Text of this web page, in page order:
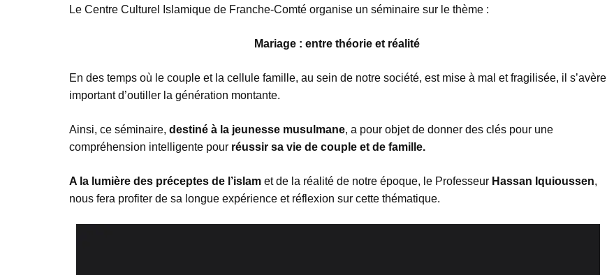
Le Centre Culturel Islamique de Franche-Comté organise un séminaire sur le thème :
Mariage : entre théorie et réalité
En des temps où le couple et la cellule famille, au sein de notre société, est mise à mal et fragilisée, il s’avère
important d’outiller la génération montante.
Ainsi, ce séminaire,destiné à la jeunesse musulmane, a pour objet de donner des clés pour une
compréhension intelligente pour réussir sa vie de couple et de famille.
A la lumière des préceptes de l’islam et de la réalité de notre époque, le Professeur Hassan Iquioussen,
nous fera profiter de sa longue expérience et réflexion sur cette thématique.